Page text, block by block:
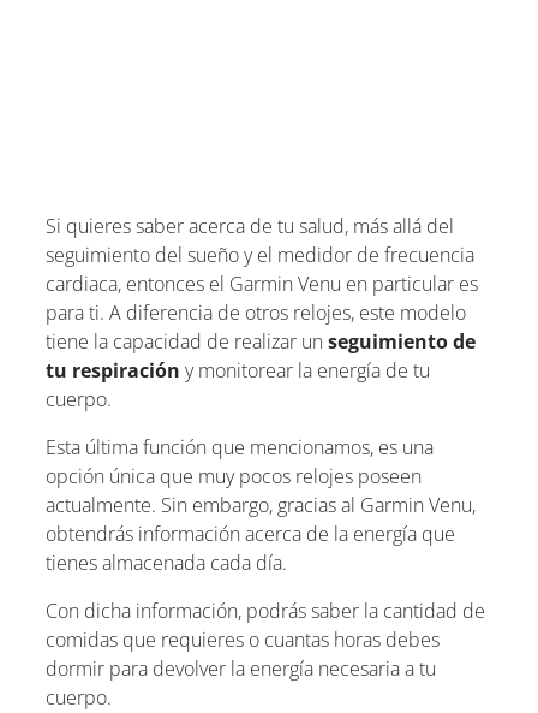
Si quieres saber acerca de tu salud, más allá del
seguimiento del sueño y el medidor de frecuencia
cardiaca, entonces el Garmin Venu en particular es
para ti. A diferencia de otros relojes, este modelo
tiene la capacidad de realizar unseguimiento de
tu respiración y monitorear la energía de tu
cuerpo.
Esta última función que mencionamos, es una
opción única que muy pocos relojes poseen
actualmente. Sin embargo, gracias al Garmin Venu,
obtendrás información acerca de la energía que
tienes almacenada cada día.
Con dicha información, podrás saber la cantidad de
comidas que requieres o cuantas horas debes
dormir para devolver la energía necesaria a tu
cuerpo.